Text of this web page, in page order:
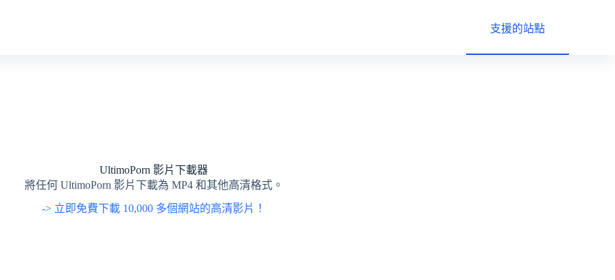
支援的站點
UltimoPorn 影片下載器
將任何 UltimoPorn 影片下載為 MP4 和其他高清格式。
-> 立即免費下載 10,000 多個網站的高清影片！